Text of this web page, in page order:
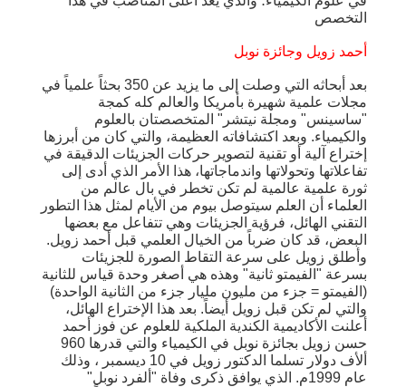
التخصص
أحمد زويل وجائزة نوبل
بعد أبحاثه التي وصلت إلى ما يزيد عن 350 بحثاً علمياً في
مجلات علمية شهيرة بأمريكا والعالم كله كمجة
"ساسينس" ومجلة نيتشر" المتخصصتان بالعلوم
والكيمياء. وبعد اكتشافاته العظيمة، والتي كان من أبرزها
إختراع آلية أو تقنية لتصوير حركات الجزيئات الدقيقة في
تفاعلاتها وتحولاتها واندماجاتها، هذا الأمر الذي أدى إلى
ثورة علمية عالمية لم تكن تخطر في بال عالم من
العلماء أن العلم سيتوصل بيوم من الأيام لمثل هذا التطور
التقني الهائل، فرؤية الجزيئات وهي تتفاعل مع بعضها
البعض، قد كان ضرباً من الخيال العلمي قبل أحمد زويل.
وأطلق زويل على سرعة التقاط الصورة للجزيئات
بسرعة "الفيمتو ثانية" وهذه هي أصغر وحدة قياس للثانية
(الفيمتو = جزء من مليون مليار جزء من الثانية الواحدة)
والتي لم تكن قبل زويل أيضاً. بعد هذا الإختراع الهائل،
أعلنت الأكاديمية الكندية الملكية للعلوم عن فوز أحمد
حسن زويل بجائزة نوبل في الكيمياء والتي قدرها 960
ألأف دولار تسلما الدكتور زويل في 10 ديسمبر ، وذلك
عام 1999م. الذي يوافق ذكرى وفاة "ألفرد نوبل"